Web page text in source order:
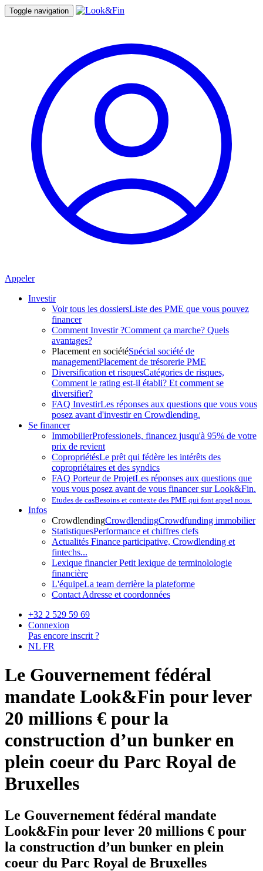
Toggle navigation
Appeler
Investir
Voir tous les dossiersListe des PME que vous pouvez
financer
Comment Investir ?Comment ça marche? Quels
avantages?
Placement en sociétéSpécial société de
managementPlacement de trésorerie PME
Diversification et risquesCatégories de risques,
Comment le rating est-il établi? Et comment se
diversifier?
FAQ InvestirLes réponses aux questions que vous vous
posez avant d'investir en Crowdlending.
Se financer
ImmobilierProfessionels, financez jusqu'à 95% de votre
prix de revient
CopropriétésLe prêt qui fédère les intérêts des
copropriétaires et des syndics
FAQ Porteur de ProjetLes réponses aux questions que
vous vous posez avant de vous financer sur Look&Fin.
Etudes de casBesoins et contexte des PME qui font appel nous.
Infos
CrowdlendingCrowdlendingCrowdfunding immobilier
StatistiquesPerformance et chiffres clefs
Actualités Finance participative, Crowdlending et
fintechs...
Lexique financierPetit lexique de terminolologie
financière
L'équipeLa team derrière la plateforme
Contact Adresse et coordonnées
+32 2 529 59 69
Connexion
Pas encore inscrit ?
NL FR
Le Gouvernement fédéral
mandate Look&Fin pour lever
20 millions € pour la
construction d’un bunker en
plein coeur du Parc Royal de
Bruxelles
Le Gouvernement fédéral mandate
Look&Fin pour lever 20 millions € pour
la construction d’un bunker en plein
coeur du Parc Royal de Bruxelles